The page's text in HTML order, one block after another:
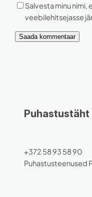
Salvesta minu
veebilehitsejasse
Puhastustäht
+372 58 93 58 90
Puhastusteenused